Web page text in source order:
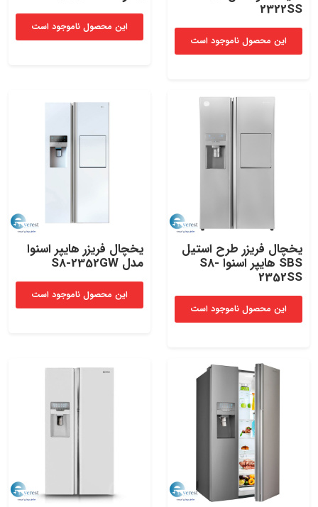
2322SS
این محصول ناموجود است
این محصول ناموجود است
یخچال فریزر طرح استیل
SBS هایپر اسنوا S8-
2352SS
این محصول ناموجود است
یخچال فریزر هایپر اسنوا
مدل S8-2352GW
این محصول ناموجود است